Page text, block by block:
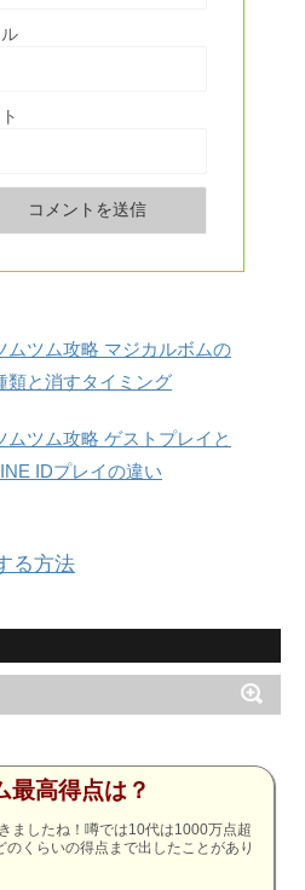
ムツム攻略 マジカルボムの
類と消すタイミング
ムツム攻略 ゲストプレイと
IDプレイの違い
る方法
最高得点は？
ましたね！噂では10代は1000万点超
くらいの得点まで出したことがあり